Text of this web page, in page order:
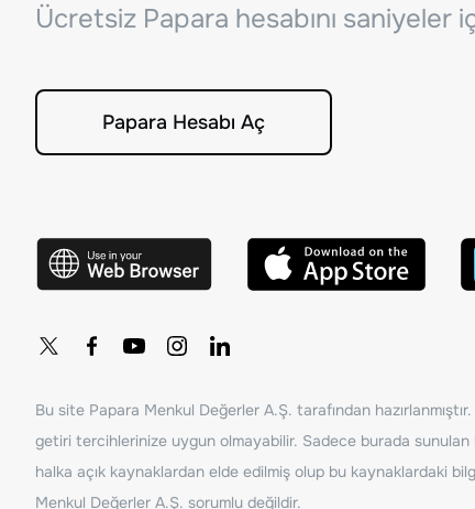
Ücretsiz Papara hesabını saniyeler
Papara Hesabı Aç
Bu site Papara Menkul Değerler A.Ş. tarafından
getiri tercihlerinize uygun olmayabilir. Sadece burada sunulan
halka açık kaynaklardan elde edilmiş olup bu kaynaklardaki
Menkul Değerler A.Ş. sorumlu değildir.